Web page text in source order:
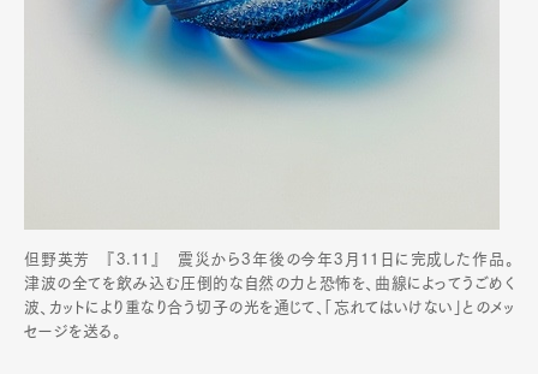
但野英芳 『3.11』 震災から3年後の今年3月11日に完成した作品。
津波の全てを飲み込む圧倒的な自然の力と恐怖を、曲線によってうごめく
波、カットにより重なり合う切子の光を通じて、「忘れてはいけない」とのメッ
セージを送る。